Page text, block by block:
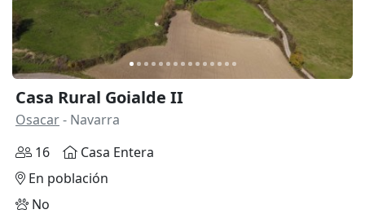
Casa Rural Goialde II
Osacar- Navarra
16
Casa Entera
En población
No